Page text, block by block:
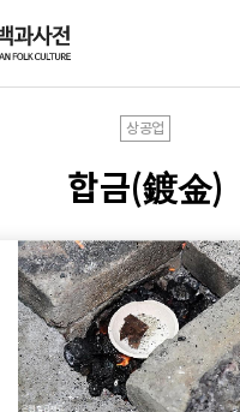
상공업
합금(鍍金)